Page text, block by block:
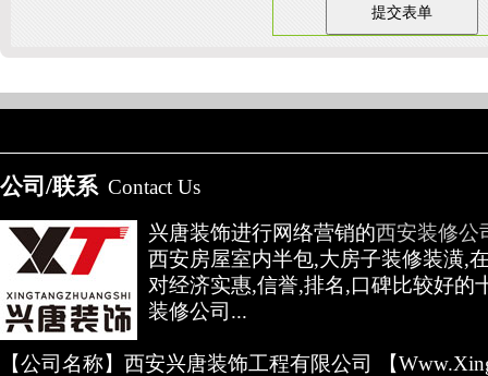
成都别墅装修 别墅样板
高低压开关柜通电试验台
公司/联系 Contact Us
兴唐装饰进行网络营销的西安装修公
西安房屋室内半包,大房子装修装潢,
对经济实惠,信誉,排名,口碑比较好的
装修公司...
【公司名称】西安兴唐装饰工程有限公司 【